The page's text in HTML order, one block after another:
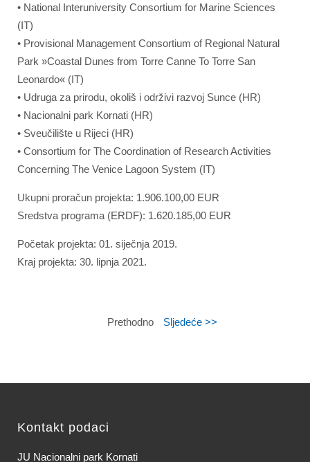
• National Interuniversity Consortium for Marine Sciences
(IT)
• Provisional Management Consortium of Regional Natural
Park »Coastal Dunes from Torre Canne To Torre San
Leonardo« (IT)
• Udruga za prirodu, okoliš i održivi razvoj Sunce (HR)
• Nacionalni park Kornati (HR)
• Sveučilište u Rijeci (HR)
• Consortium for The Coordination of Research Activities
Concerning The Venice Lagoon System (IT)
Ukupni proračun projekta: 1.906.100,00 EUR
Sredstva programa (ERDF): 1.620.185,00 EUR
Početak projekta: 01. siječnja 2019.
Kraj projekta: 30. lipnja 2021.
Prethodno Sljedeće >>
Kontakt podaci
JU Nacionalni park Kornati